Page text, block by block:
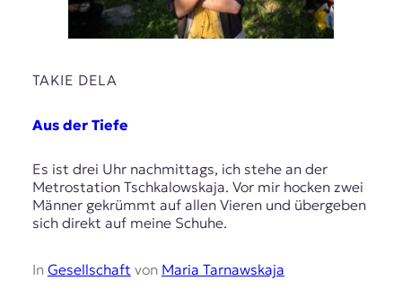
TAKIE DELA
Aus der Tiefe
Es ist drei Uhr nachmittags, ich stehe an der
Metrostation Tschkalowskaja. Vor mir hocken zwei
Männer gekrümmt auf allen Vieren und übergeben
sich direkt auf meine Schuhe.
In Gesellschaft von Maria Tarnawskaja